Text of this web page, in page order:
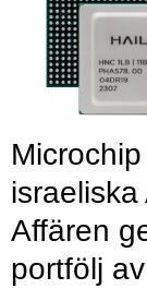
Affären
portfölj